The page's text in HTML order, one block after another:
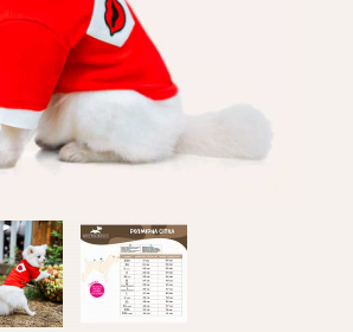
Оплата и доставка
Программа лояльности
О Нас
Оптовым клиентам
Контакты
+380 (95) 095-00-05